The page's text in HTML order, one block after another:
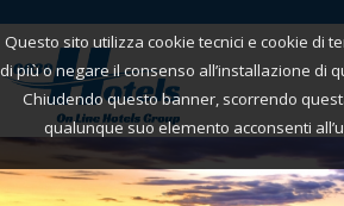
Questo sito utilizza cookie tecnici e cookie di
di più o negare il consenso all’installazione di
Chiudendo questo banner, scorrendo
qualunque suo elemento acconsenti